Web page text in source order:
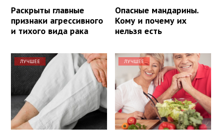
Раскрыты главные
признаки агрессивного
и тихого вида рака
Опасные мандарины.
Кому и почему их
нельзя есть
ЛУЧШЕЕ ЛУЧШЕЕ